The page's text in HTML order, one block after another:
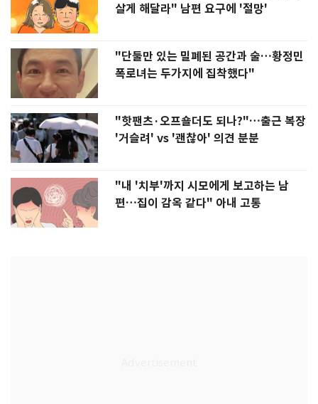
살게 해달라" 남편 요구에 '절망'
"단둘만 있는 밀폐된 공간과 술…황정민
폭로녀는 두가지에 집착했다"
"핫팬츠·오프숄더도 되나?"…출근 복장
'거슬려' vs '괜찮아' 의견 분분
"내 '치부'까지 시모에게 보고하는 남
편…집이 감옥 같다" 아내 고통